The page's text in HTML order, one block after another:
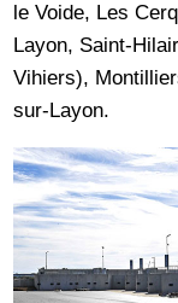
le Voide, Les
Layon, Saint-
Vihiers),
sur-Layon.